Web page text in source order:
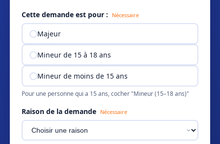
Cette demande est pour : Nécessaire
Majeur
Mineur de 15 à 18 ans
Mineur de moins de 15 ans
Pour une personne qui a 15 ans, cocher "Mineur (15–18 ans)"
Raison de la demande Nécessaire